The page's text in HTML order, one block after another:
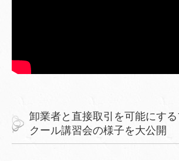
卸業者と直接取引を可能にす
クール講習会の様子を大公開